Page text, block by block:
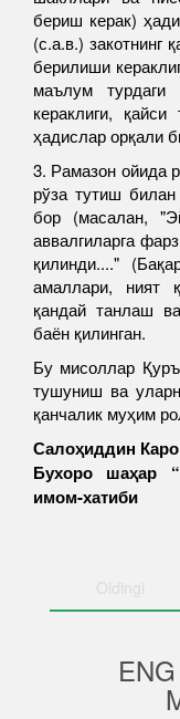
бериш керак)
(с.а.в.) закотнинг
берилиши
маълум
кераклиги,
ҳадислар орқали
3. Рамазон ойида
рўза тутиш
бор (масалан,
аввалгиларга
қилинди...."
амаллари, ният
қандай танлаш
баён қилинган.
Бу мисоллар
тушуниш ва
қанчалик муҳим
Салоҳиддин
Бухоро шаҳар
имом-хатиби
Oldingi